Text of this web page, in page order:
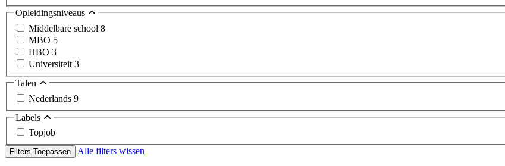
Opleidingsniveaus
Middelbare school 8
MBO 5
HBO 3
Universiteit 3
Talen
Nederlands 9
Labels
Topjob
Filters Toepassen Alle filters wissen